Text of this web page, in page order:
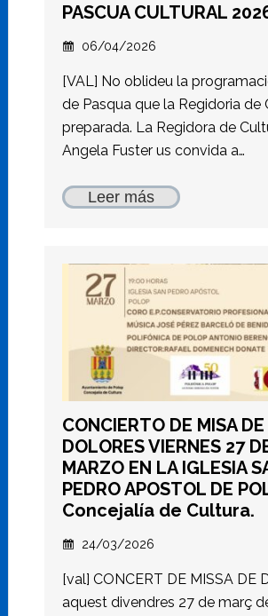
PASCUA CULTURAL
06/04/2026
[VAL] No oblideu la
de Pasqua que la Regidoria de
preparada. La Regidora de
Angela Fuster us convida a…
Leer más
CONCIERTO DE MISA DE
DOLORES VIERNES 27
MARZO EN LA IGLESIA
PEDRO APOSTOL DE
Concejalía de Cultura.
24/03/2026
[val] CONCERT DE MISSA DE
aquest divendres 27 de març